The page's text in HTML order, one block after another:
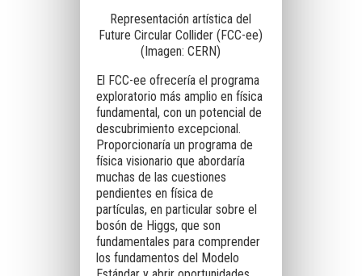
Representación artística del
Future Circular Collider (FCC-ee)
(Imagen: CERN)
El FCC-ee ofrecería el programa
exploratorio más amplio en física
fundamental, con un potencial de
descubrimiento excepcional.
Proporcionaría un programa de
física visionario que abordaría
muchas de las cuestiones
pendientes en física de
partículas, en particular sobre el
bosón de Higgs, que son
fundamentales para comprender
los fundamentos del Modelo